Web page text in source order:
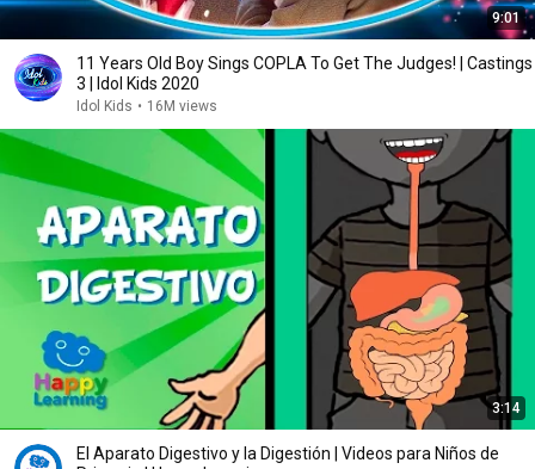
9:01
11 Years Old Boy Sings COPLA To Get The Judges! | Castings
3 | Idol Kids 2020
Idol Kids • 16M views
3:14
El Aparato Digestivo y la Digestión | Videos para Niños de